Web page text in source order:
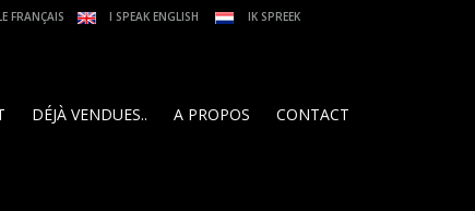
FRANÇAIS I SPEAK ENGLISH IK SPREEK
DÉJÀ VENDUES.. A PROPOS CONTACT